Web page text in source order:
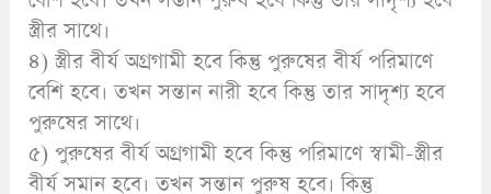
স্ত্রীর সাথে।
৪) স্ত্রীর বীর্য অগ্রগামী হবে কিন্তু পুরুষের বীর্য পরিমাণে
বেশি হবে। তখন সন্তান নারী হবে কিন্তু তার সাদৃশ্য হবে
পুরুষের সাথে।
৫) পুরুষের বীর্য অগ্রগামী হবে কিন্তু পরিমাণে স্বামী-স্ত্রীর
বীর্য সমান হবে। তখন সন্তান পুরুষ হবে। কিন্তু